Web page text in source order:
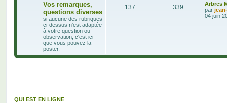
Vos remarques,
questions diverses
si aucune des rubriques
ci-dessus n'est adaptée
à votre question ou
observation, c'est ici
que vous pouvez la
poster.
137 339
Arbres
par
04 juin
QUI EST EN LIGNE